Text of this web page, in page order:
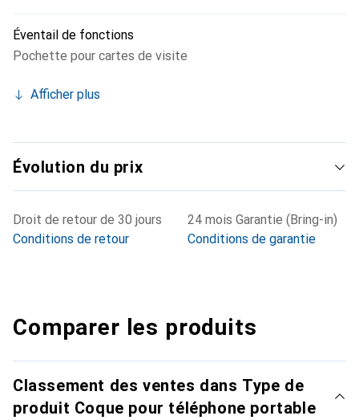
Éventail de fonctions
Pochette pour cartes de visite
Afficher plus
Évolution du prix
Droit de retour de 30 jours
Conditions de retour
24 mois Garantie (Bring-in)
Conditions de garantie
Comparer les produits
Classement des ventes dans Type de
produit Coque pour téléphone portable